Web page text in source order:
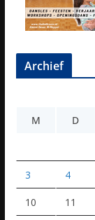
Archief
M
D
3 4
10 11